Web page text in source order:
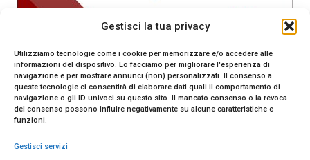
Gestisci la tua privacy
Utilizziamo tecnologie come i cookie per memorizzare e/o accedere alle
informazioni del dispositivo. Lo facciamo per migliorare l'esperienza di
navigazione e per mostrare annunci (non) personalizzati. Il consenso a
queste tecnologie ci consentirà di elaborare dati quali il comportamento di
navigazione o gli ID univoci su questo sito. Il mancato consenso o la revoca
del consenso possono influire negativamente su alcune caratteristiche e
funzioni.
Gestisci servizi